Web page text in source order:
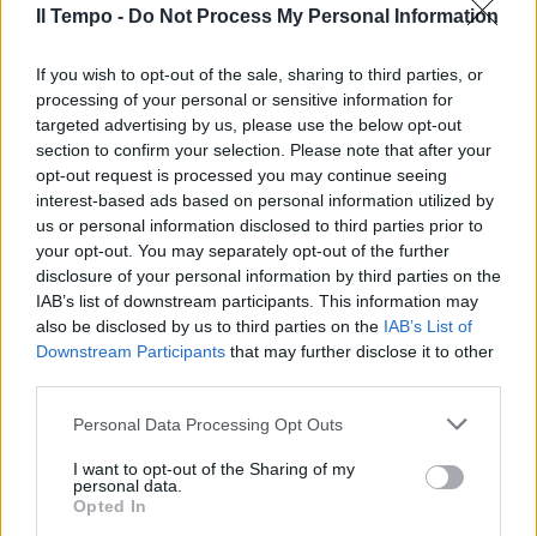
Il Tempo - Do Not Process My Personal Information
If you wish to opt-out of the sale, sharing to third parties, or
processing of your personal or sensitive information for
targeted advertising by us, please use the below opt-out
section to confirm your selection. Please note that after your
opt-out request is processed you may continue seeing
interest-based ads based on personal information utilized by
us or personal information disclosed to third parties prior to
your opt-out. You may separately opt-out of the further
disclosure of your personal information by third parties on the
IAB’s list of downstream participants. This information may
also be disclosed by us to third parties on the IAB’s List of
Downstream Participants that may further disclose it to other
Personal Data Processing Opt Outs
I want to opt-out of the Sharing of my
personal data.
Opted In